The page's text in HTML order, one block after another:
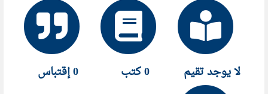
إحدى محاكم الاستئناف، وبعدَ عامٍ واحد رُشِّح ليكون
كاتبًا في المحكمة العليا، غير أنه لم يُوفَّق في الحصول
عليها، فانطلَقَ إلى عالَم الاستثمار ليُؤسِّس مع بعض
شركائه شركةَ باي بال، ثم باعها وأسَّسَ عدة شركات
أخرى.
لا يوجد تقيم 0 كتب 0 إقتباس